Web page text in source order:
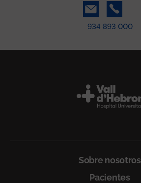
934 893 000
Sobre nosotros
Pacientes